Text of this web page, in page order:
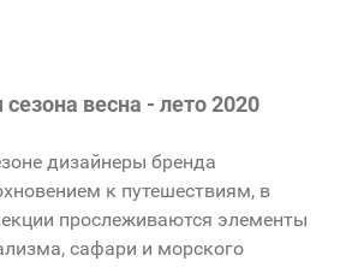
весна - лето 2020
дизайнеры бренда
к путешествиям, в
прослеживаются элементы
сафари и морского